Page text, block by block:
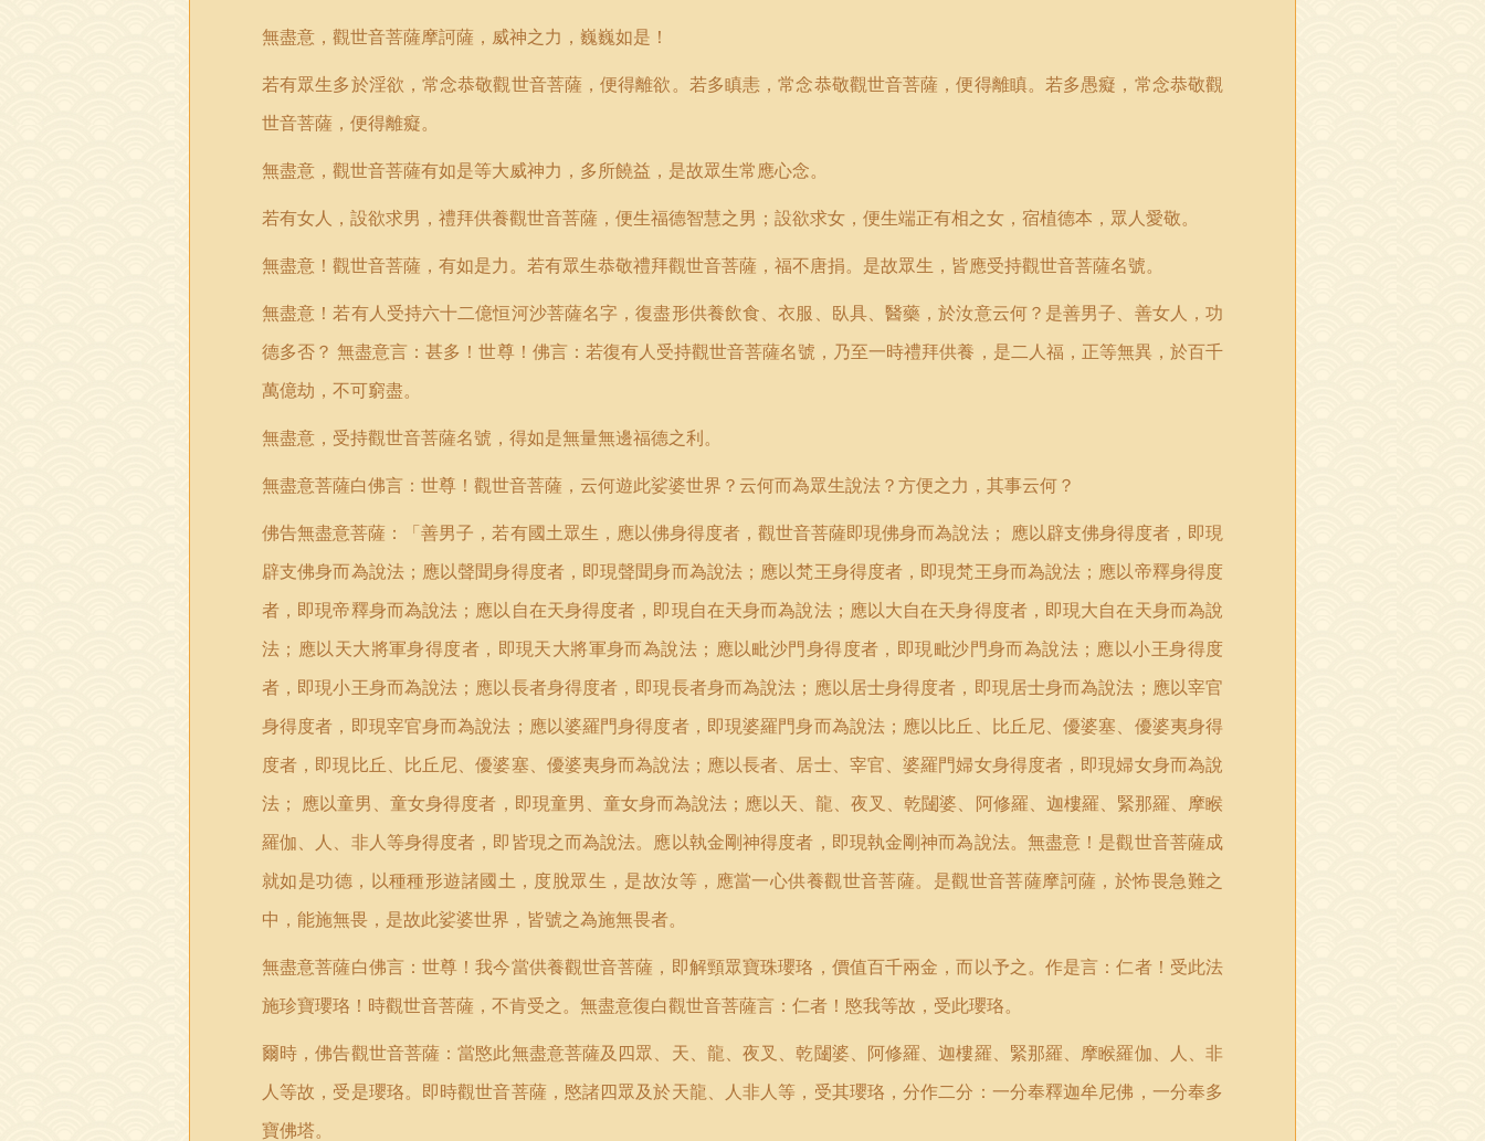
無盡意，觀世音菩薩摩訶薩，威神之力，巍巍如是！
若有眾生多於淫欲，常念恭敬觀世音菩薩，便得離欲。若多瞋恚，常念恭敬觀世音菩薩，便得離瞋。若多愚癡，常念恭敬觀
世音菩薩，便得離癡。
無盡意，觀世音菩薩有如是等大威神力，多所饒益，是故眾生常應心念。
若有女人，設欲求男，禮拜供養觀世音菩薩，便生福德智慧之男；設欲求女，便生端正有相之女，宿植德本，眾人愛敬。
無盡意！觀世音菩薩，有如是力。若有眾生恭敬禮拜觀世音菩薩，福不唐捐。是故眾生，皆應受持觀世音菩薩名號。
無盡意！若有人受持六十二億恒河沙菩薩名字，復盡形供養飲食、衣服、臥具、醫藥，於汝意云何？是善男子、善女人，功
德多否？ 無盡意言：甚多！世尊！佛言：若復有人受持觀世音菩薩名號，乃至一時禮拜供養，是二人福，正等無異，於百千
萬億劫，不可窮盡。
無盡意，受持觀世音菩薩名號，得如是無量無邊福德之利。
無盡意菩薩白佛言：世尊！觀世音菩薩，云何遊此娑婆世界？云何而為眾生說法？方便之力，其事云何？
佛告無盡意菩薩：「善男子，若有國土眾生，應以佛身得度者，觀世音菩薩即現佛身而為說法； 應以辟支佛身得度者，即現
辟支佛身而為說法；應以聲聞身得度者，即現聲聞身而為說法；應以梵王身得度者，即現梵王身而為說法；應以帝釋身得度
者，即現帝釋身而為說法；應以自在天身得度者，即現自在天身而為說法；應以大自在天身得度者，即現大自在天身而為說
法；應以天大將軍身得度者，即現天大將軍身而為說法；應以毗沙門身得度者，即現毗沙門身而為說法；應以小王身得度
者，即現小王身而為說法；應以長者身得度者，即現長者身而為說法；應以居士身得度者，即現居士身而為說法；應以宰官
身得度者，即現宰官身而為說法；應以婆羅門身得度者，即現婆羅門身而為說法；應以比丘、比丘尼、優婆塞、優婆夷身得
度者，即現比丘、比丘尼、優婆塞、優婆夷身而為說法；應以長者、居士、宰官、婆羅門婦女身得度者，即現婦女身而為說
法； 應以童男、童女身得度者，即現童男、童女身而為說法；應以天、龍、夜叉、乾闥婆、阿修羅、迦樓羅、緊那羅、摩睺
羅伽、人、非人等身得度者，即皆現之而為說法。應以執金剛神得度者，即現執金剛神而為說法。無盡意！是觀世音菩薩成
就如是功德，以種種形遊諸國土，度脫眾生，是故汝等，應當一心供養觀世音菩薩。是觀世音菩薩摩訶薩，於怖畏急難之
中，能施無畏，是故此娑婆世界，皆號之為施無畏者。
無盡意菩薩白佛言：世尊！我今當供養觀世音菩薩，即解頸眾寶珠瓔珞，價值百千兩金，而以予之。作是言：仁者！受此法
施珍寶瓔珞！時觀世音菩薩，不肯受之。無盡意復白觀世音菩薩言：仁者！愍我等故，受此瓔珞。
爾時，佛告觀世音菩薩：當愍此無盡意菩薩及四眾、天、龍、夜叉、乾闥婆、阿修羅、迦樓羅、緊那羅、摩睺羅伽、人、非
人等故，受是瓔珞。即時觀世音菩薩，愍諸四眾及於天龍、人非人等，受其瓔珞，分作二分：一分奉釋迦牟尼佛，一分奉多
寶佛塔。